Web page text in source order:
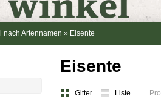
nach Artennamen » Eisente
Eisente
Gitter Liste